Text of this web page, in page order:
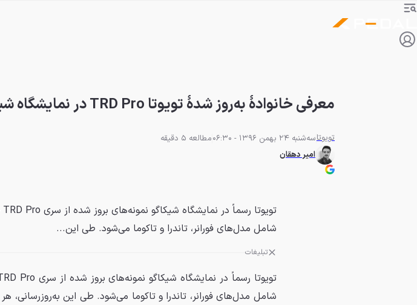
معرفی خانوادۀ به‌روز شدۀ تویوتا TRD Pro در نمایشگاه شیکاگو
تویوتاسه‌شنبه 24 بهمن 1396 - 06:30
مطالعه 5 دقیقه
امیر دهقان
شامل مدل‌های فورانر، تاندرا و تاکوما می‌شود. طی این...
تبلیغات